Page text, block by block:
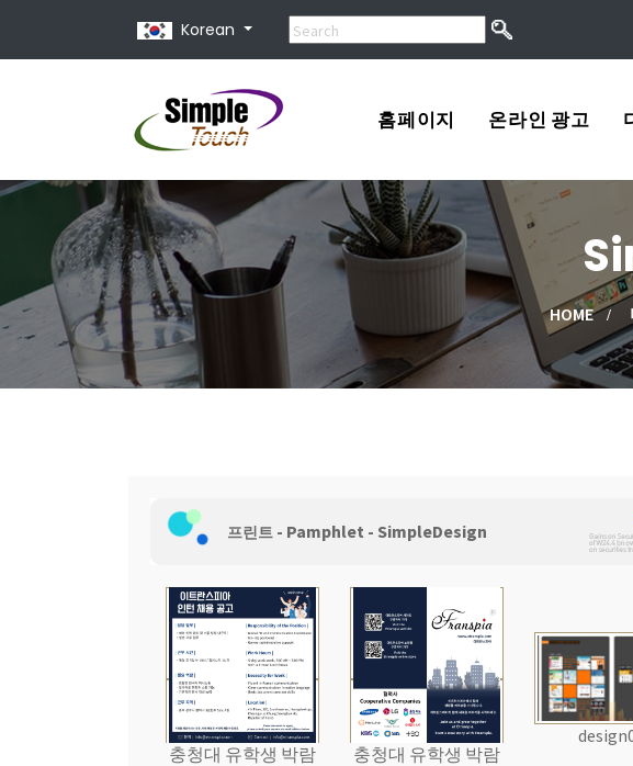
Korean
홈페이지
포트폴리오
견적서
홈페이지 제작
홈페이지 종류
웹 호스팅
온라인 광고
오버추어광고
키워드광고
검색엔진등록
배너광고
HOME
프린트 - Pamphlet - SimpleDesign
충청대 유학생 박람
충청대 유학생 박람